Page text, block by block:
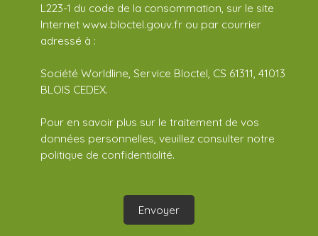
L223-1 du code de la consommation, sur le site
Internet www.bloctel.gouv.fr ou par courrier
adressé à :
Société Worldline, Service Bloctel, CS 61311, 41013
BLOIS CEDEX.
Pour en savoir plus sur le traitement de vos
données personnelles, veuillez consulter notre
politique de confidentialité.
Envoyer